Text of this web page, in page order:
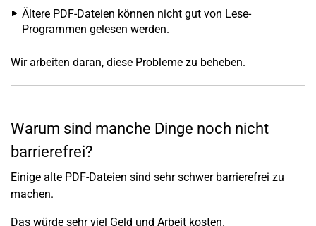
Ältere PDF-Dateien können nicht gut von Lese-
Programmen gelesen werden.
Wir arbeiten daran, diese Probleme zu beheben.
Warum sind manche Dinge noch nicht
barrierefrei?
Einige alte PDF-Dateien sind sehr schwer barrierefrei zu
machen.
Das würde sehr viel Geld und Arbeit kosten.